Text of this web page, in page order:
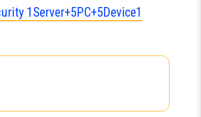
1Server+5PC+5Device1